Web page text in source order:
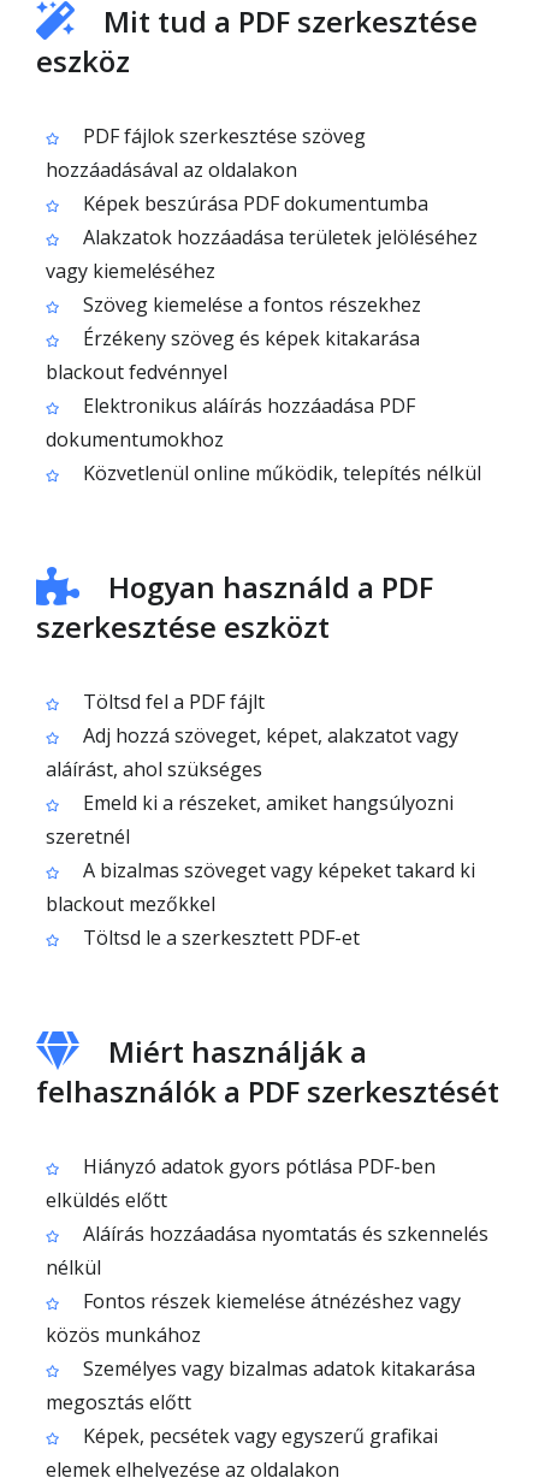
Mit tud a PDF szerkesztése
eszköz
PDF fájlok szerkesztése szöveg
hozzáadásával az oldalakon
Képek beszúrása PDF dokumentumba
Alakzatok hozzáadása területek jelöléséhez
vagy kiemeléséhez
Szöveg kiemelése a fontos részekhez
Érzékeny szöveg és képek kitakarása
blackout fedvénnyel
Elektronikus aláírás hozzáadása PDF
dokumentumokhoz
Közvetlenül online működik, telepítés nélkül
Hogyan használd a PDF
szerkesztése eszközt
Töltsd fel a PDF fájlt
Adj hozzá szöveget, képet, alakzatot vagy
aláírást, ahol szükséges
Emeld ki a részeket, amiket hangsúlyozni
szeretnél
A bizalmas szöveget vagy képeket takard ki
blackout mezőkkel
Töltsd le a szerkesztett PDF-et
Miért használják a
felhasználók a PDF szerkesztését
Hiányzó adatok gyors pótlása PDF-ben
elküldés előtt
Aláírás hozzáadása nyomtatás és szkennelés
nélkül
Fontos részek kiemelése átnézéshez vagy
közös munkához
Személyes vagy bizalmas adatok kitakarása
megosztás előtt
Képek, pecsétek vagy egyszerű grafikai
elemek elhelyezése az oldalakon